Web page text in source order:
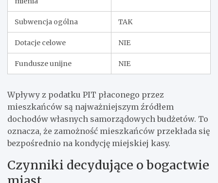
Subwencja ogólna TAK
Dotacje celowe NIE
Fundusze unijne NIE
Wpływy z podatku PIT płaconego przez
mieszkańców są najważniejszym źródłem
dochodów własnych samorządowych budżetów. To
oznacza, że zamożność mieszkańców przekłada się
bezpośrednio na kondycję miejskiej kasy.
Czynniki decydujące o bogactwie